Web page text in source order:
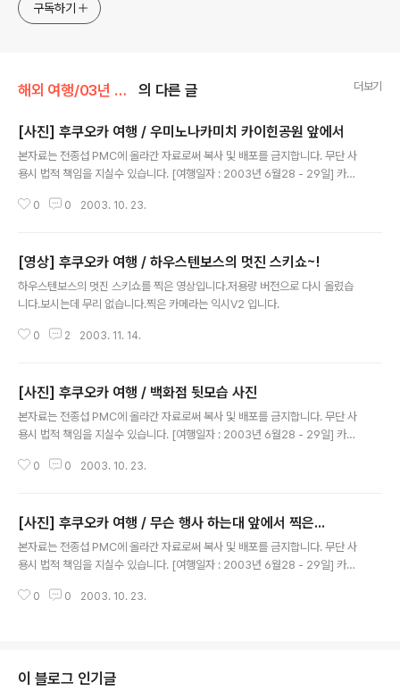
구독하기
해외 여행/03년 06월 후쿠오카 의 다른 글 더보기
[사진] 후쿠오카 여행 / 우미노나카미치 카이힌공원 앞에서
본자료는 전종섭 PMC에 올라간 자료로써 복사 및 배포를 금지합니다. 무단 사
용시 법적 책임을 지실수 있습니다. [여행일자 : 2003년 6월28 - 29일] 카메
다 앞에서 포즈 한번~
0 0 2003. 10. 23.
[영상] 후쿠오카 여행 / 하우스텐보스의 멋진 스키쇼~!
하우스텐보스의 멋진 스키쇼를 찍은 영상입니다.저용량 버전으로 다시 올렸습
니다.보시는데 무리 없습니다.찍은 카메라는 익시V2 입니다.
0 2 2003. 11. 14.
[사진] 후쿠오카 여행 / 백화점 뒷모습 사진
본자료는 전종섭 PMC에 올라간 자료로써 복사 및 배포를 금지합니다. 무단 사
용시 법적 책임을 지실수 있습니다. [여행일자 : 2003년 6월28 - 29일] 카메
0 0 2003. 10. 23.
[사진] 후쿠오카 여행 / 무슨 행사 하는대 앞에서 찍은...
본자료는 전종섭 PMC에 올라간 자료로써 복사 및 배포를 금지합니다. 무단 사
용시 법적 책임을 지실수 있습니다. [여행일자 : 2003년 6월28 - 29일] 카메
한다고 해서 찍은 사진입니다.
0 0 2003. 10. 23.
이 블로그 인기글